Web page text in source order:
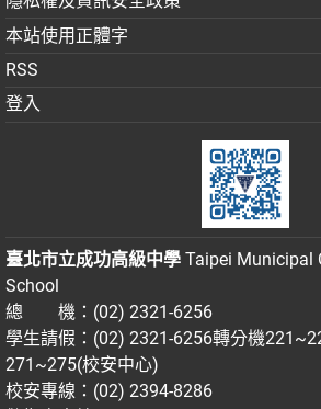
本站使用正體字
RSS
登入
臺北市立成功高級中學 Taipei Municipal
School
總 機：(02) 2321-6256
學生請假：(02) 2321-6256轉分機
271~275(校安中心)
校安專線：(02) 2394-8286